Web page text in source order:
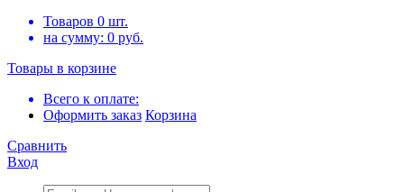
Товаров 0 шт.
на сумму: 0 руб.
Товары в корзине
Всего к оплате:
Оформить заказ Корзина
Сравнить
Вход